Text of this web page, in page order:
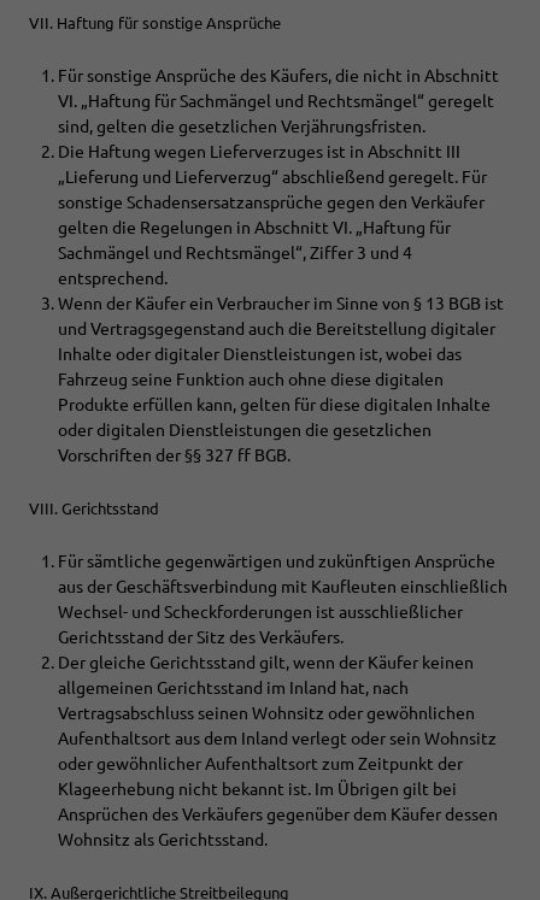
VII. Haftung für sonstige Ansprüche
Für sonstige Ansprüche des Käufers, die nicht in Abschnitt
VI. „Haftung für Sachmängel und Rechtsmängel“ geregelt
sind, gelten die gesetzlichen Verjährungsfristen.
Die Haftung wegen Lieferverzuges ist in Abschnitt III
„Lieferung und Lieferverzug“ abschließend geregelt. Für
sonstige Schadensersatzansprüche gegen den Verkäufer
gelten die Regelungen in Abschnitt VI. „Haftung für
Sachmängel und Rechtsmängel“, Ziffer 3 und 4
entsprechend.
Wenn der Käufer ein Verbraucher im Sinne von § 13 BGB ist
und Vertragsgegenstand auch die Bereitstellung digitaler
Inhalte oder digitaler Dienstleistungen ist, wobei das
Fahrzeug seine Funktion auch ohne diese digitalen
Produkte erfüllen kann, gelten für diese digitalen Inhalte
oder digitalen Dienstleistungen die gesetzlichen
Vorschriften der §§ 327 ff BGB.
VIII. Gerichtsstand
Für sämtliche gegenwärtigen und zukünftigen Ansprüche
aus der Geschäftsverbindung mit Kaufleuten einschließlich
Wechsel- und Scheckforderungen ist ausschließlicher
Gerichtsstand der Sitz des Verkäufers.
Der gleiche Gerichtsstand gilt, wenn der Käufer keinen
allgemeinen Gerichtsstand im Inland hat, nach
Vertragsabschluss seinen Wohnsitz oder gewöhnlichen
Aufenthaltsort aus dem Inland verlegt oder sein Wohnsitz
oder gewöhnlicher Aufenthaltsort zum Zeitpunkt der
Klageerhebung nicht bekannt ist. Im Übrigen gilt bei
Ansprüchen des Verkäufers gegenüber dem Käufer dessen
Wohnsitz als Gerichtsstand.
IX. Außergerichtliche Streitbeilegung